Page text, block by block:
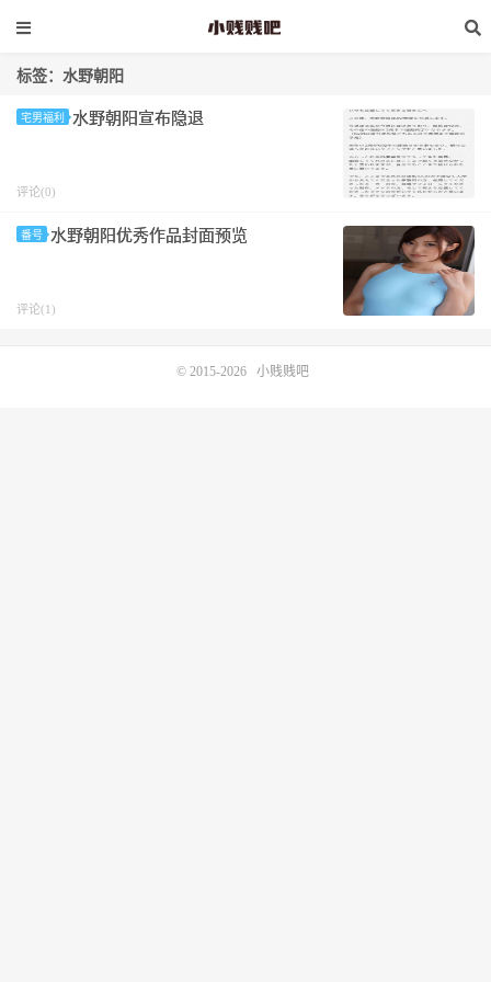
标签：水野朝阳
宅男福利 水野朝阳宣布隐退
评论(0)
番号 水野朝阳优秀作品封面预览
评论(1)
© 2015-2026 小贱贱吧